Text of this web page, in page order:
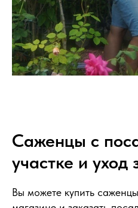
Саженцы с
участке и уход
Вы можете купить